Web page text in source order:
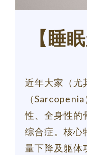
【睡
近年大家（尤
（
性、全身性的
综合症。核心
量下降及躯体